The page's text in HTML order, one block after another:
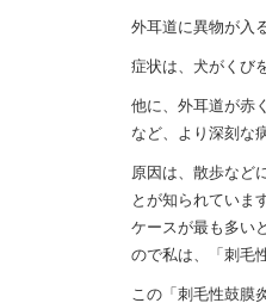
外耳道に異物が入
症状は、犬がくび
他に、外耳道が赤
など、より深刻な
原因は、散歩など
とが知られていま
ケースが最も多い
ので私は、「刺毛
この「刺毛性鼓膜